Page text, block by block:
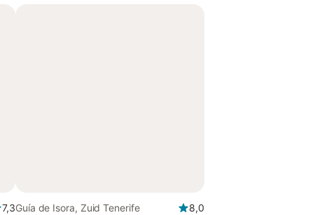
7,3Guía de Isora, Zuid Tenerife
8,0